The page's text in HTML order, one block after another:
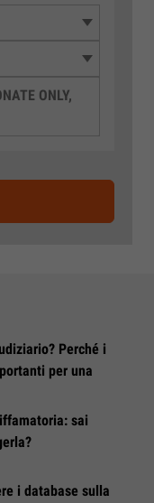
ONLY,
Perché i
per una
sai
i database sulla